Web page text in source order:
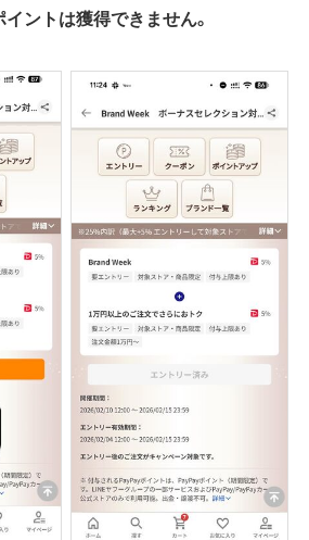
ントは獲得できません。